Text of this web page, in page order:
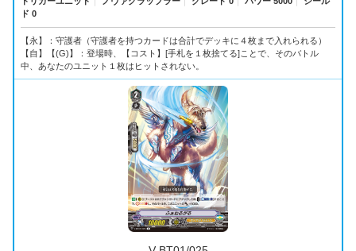
ド 0
【永】：守護者（守護者を持つカードは合計でデッキに４枚まで入れられる）
【自】【(G)】：登場時、【コスト】[手札を１枚捨てる]ことで、そのバトル
中、あなたのユニット１枚はヒットされない。